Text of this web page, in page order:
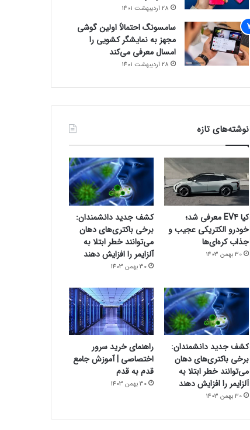
28 اردیبهشت 1401
سامسونگ احتمالاً اولین گوشی
مجهز به نمایشگر کشویی را
امسال معرفی می‌کند
28 اردیبهشت 1401
نوشته‌های تازه
کیا EV4 معرفی شد؛
خودرو الکتریکی عجیب و
جذاب کره‌ای‌ها
30 بهمن 1403
کشف جدید دانشمندان:
برخی باکتری‌های دهان
می‌توانند خطر ابتلا به
آلزایمر را افزایش دهند
30 بهمن 1403
کشف جدید دانشمندان:
برخی باکتری‌های دهان
می‌توانند خطر ابتلا به
آلزایمر را افزایش دهند
30 بهمن 1403
راهنمای خرید سرور
اختصاصی | آموزش جامع
قدم به قدم
30 بهمن 1403